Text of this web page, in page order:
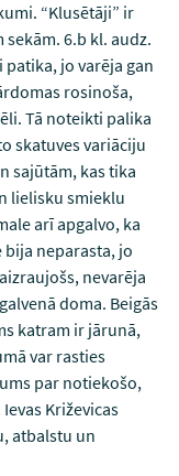
“Klusētāji” ir
6.b kl. audz.
patika, jo varēja gan
rosinoša,
Tā noteikti palika
skatuves variāciju
sajūtām, kas tika
lielisku smieklu
arī apgalvo, ka
neparasta, jo
nevarēja
doma. Beigās
katram ir jārunā,
var rasties
par notiekošo,
Križevicas
atbalstu un